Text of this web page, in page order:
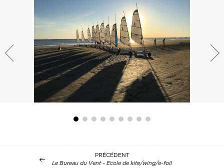
PRÉCÉDENT
Le Bureau du Vent - Ecole de kite/wing/e-foil